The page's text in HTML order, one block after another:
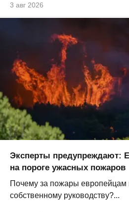
3 авг 2026
Эксперты предупреждают:
на пороге ужасных пожаров
Почему за пожары европейцам
собственному руководству?...